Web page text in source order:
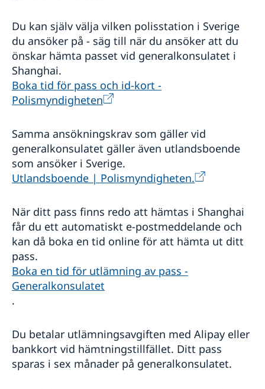
Du kan själv välja vilken polisstation i Sverige
du ansöker på - säg till när du ansöker att du
önskar hämta passet vid generalkonsulatet i
Shanghai.
Boka tid för pass och id-kort -
Polismyndigheten
Samma ansökningskrav som gäller vid
generalkonsulatet gäller även utlandsboende
som ansöker i Sverige.
Utlandsboende | Polismyndigheten.
När ditt pass finns redo att hämtas i Shanghai
får du ett automatiskt e-postmeddelande och
kan då boka en tid online för att hämta ut ditt
pass.
Boka en tid för utlämning av pass -
Generalkonsulatet
.
Du betalar utlämningsavgiften med Alipay eller
bankkort vid hämtningstillfället. Ditt pass
sparas i sex månader på generalkonsulatet.